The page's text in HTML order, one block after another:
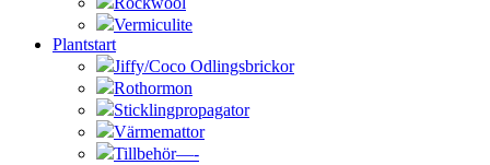
Vermiculite
Plantstart
Jiffy/Coco Odlingsbrickor
Rothormon
Sticklingpropagator
Värmemattor
Tillbehör—-